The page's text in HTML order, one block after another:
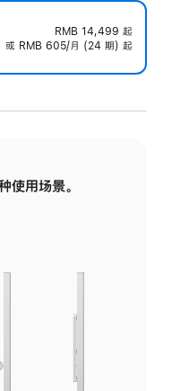
RMB 14,499 起
或 RMB 605/月 (24 期) 起
使用场景。